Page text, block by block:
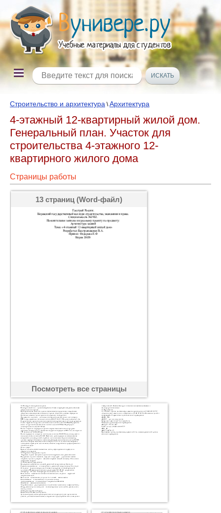
Строительство и архитектура \Архитектура
4-этажный 12-квартирный жилой дом.
Генеральный план. Участок для
строительства 4-этажного 12-
квартирного жилого дома
Страницы работы
13 страниц (Word-файл)
Посмотреть все страницы